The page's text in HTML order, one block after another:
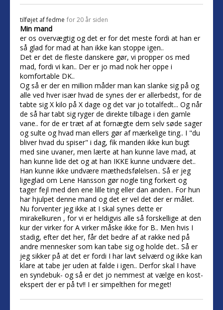
tilføjet affedme for 20 år siden
Min mand
er os overvægtig og det er for det meste fordi at han er
så glad for mad at han ikke kan stoppe igen..
Det er det de fleste danskere gør, vi propper os med
mad, fordi vi kan.. Der er jo mad nok her oppe i
komfortable DK..
Og så er der en million måder man kan slanke sig på og
alle ved hver især hvad de synes der er allerbedst, for de
tabte sig X kilo på X dage og det var jo totalfedt... Og når
de så har tabt sig ryger de direkte tilbage i den gamle
vane.. for de er træt af at fornægte dem selv søde sager
og sulte og hvad man ellers gør af mærkelige ting.. I "du
bliver hvad du spiser" i dag, fik manden ikke kun bugt
med sine uvaner, men lærte at han kunne lave mad, at
han kunne lide det og at han IKKE kunne undvære det..
Han kunne ikke undvære mæthedsfølelsen.. Så er jeg
ligeglad om Lene Hansson gør nogle ting forkert og
tager fejl med den ene lille ting eller dan anden.. For hun
har hjulpet denne mand og det er vel det der er målet.
Nu forventer jeg ikke at I skal synes dette er
mirakelkuren , for vi er heldigvis alle så forskellige at den
kur der virker for A virker måske ikke for B.. Men hvis I
stadig, efter det her, får det bedre af at rakke ned på
andre mennesker som kan tabe sig og holde det.. Så er
jeg sikker på at det er fordi I har lavt selværd og ikke kan
klare at tabe jer uden at falde i igen.. Derfor skal I have
en syndebuk- og så er det jo nemmest at vælge en kost-
ekspert der er på tv!! I er simpelthen for meget!